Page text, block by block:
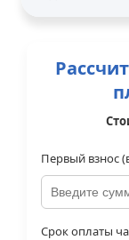
Первый взнос
Срок оплаты